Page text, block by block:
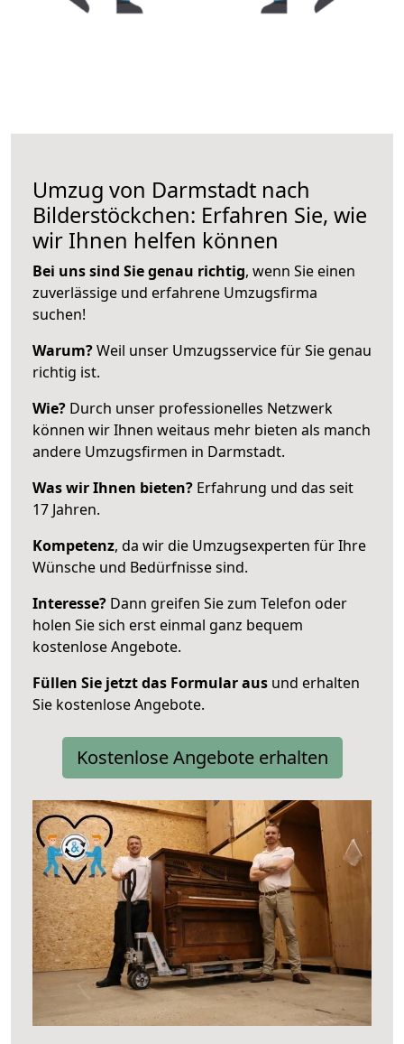
Umzug von Darmstadt nach
Bilderstöckchen: Erfahren Sie, wie
wir Ihnen helfen können
Bei uns sind Sie genau richtig, wenn Sie einen
zuverlässige und erfahrene Umzugsfirma
suchen!
Warum?Weil unser Umzugsservice für Sie genau
richtig ist.
Wie? Durch unser professionelles Netzwerk
können wir Ihnen weitaus mehr bieten als manch
andere Umzugsfirmen in Darmstadt.
Was wir Ihnen bieten? Erfahrung und das seit
17 Jahren.
Kompetenz, da wir die Umzugsexperten für Ihre
Wünsche und Bedürfnisse sind.
Interesse? Dann greifen Sie zum Telefon oder
holen Sie sich erst einmal ganz bequem
kostenlose Angebote.
Füllen Sie jetzt das Formular aus und erhalten
Sie kostenlose Angebote.
Kostenlose Angebote erhalten